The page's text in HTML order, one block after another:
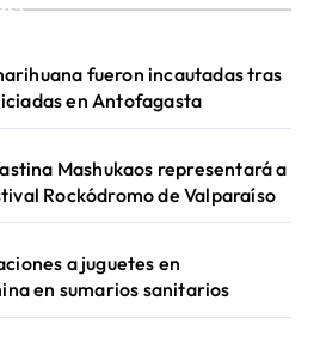
fueron incautadas tras
en Antofagasta
Mashukaos representará a
Rockódromo de Valparaíso
a juguetes en
en sumarios sanitarios